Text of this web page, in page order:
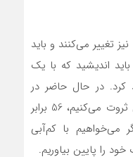
تغییر می‌کنند و باید
اندیشید که با یک
‌کرد. در حال حاضر در
ایران، به ازای هر یک دلاری که خلق ثروت می‌کنیم، 56 برابر
می‌خواهیم با کم‌آبی
را پایین بیاوریم.